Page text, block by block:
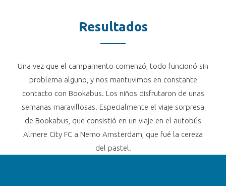
Resultados
Una vez que el campamento comenzó, todo funcionó sin
problema alguno, y nos mantuvimos en constante
contacto con Bookabus. Los niños disfrutaron de unas
semanas maravillosas. Especialmente el viaje sorpresa
de Bookabus, que consistió en un viaje en el autobús
Almere City FC a Nemo Amsterdam, que fué la cereza
del pastel.